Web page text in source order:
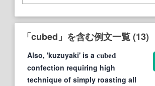
「cubed」を含む例文一覧 (13)
Also, 'kuzuyaki' is a cubed
confection requiring high
technique of simply roasting all